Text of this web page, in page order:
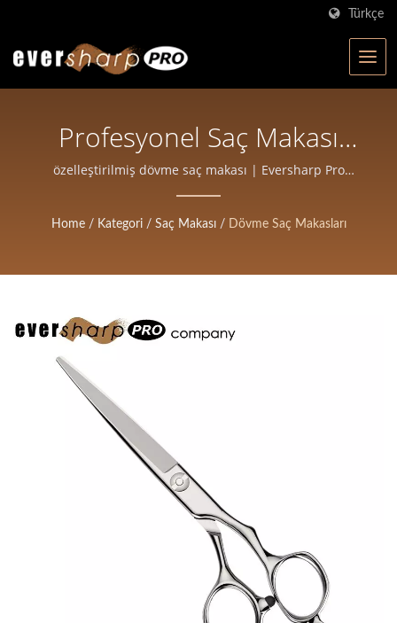
Türkçe
Profesyonel Saç Makası
Üretimi | Salonlar Ve
Berberler Için Yüksek
Makaslar | Eversharp Pro
Company
özelleştirilmiş dövme saç makası | Eversharp Pro
Company | 40+ Yıllık Deneyime Sahip ISO Sertifikalı
Home / Kategori / Saç Makası / Dövme Saç Makasları